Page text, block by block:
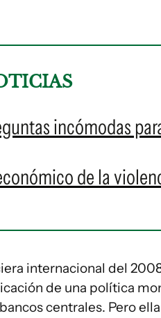
incómodas
de la
internacional del
de una política
centrales. Pero